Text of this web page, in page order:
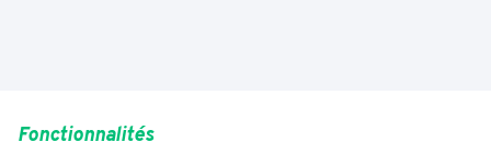
Fonctionnalités